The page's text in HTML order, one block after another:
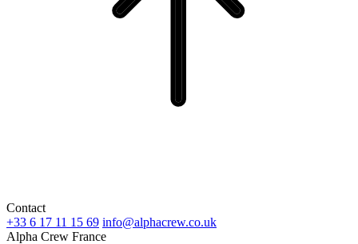
Contact
+33 6 17 11 15 69 info@alphacrew.co.uk
Alpha Crew France